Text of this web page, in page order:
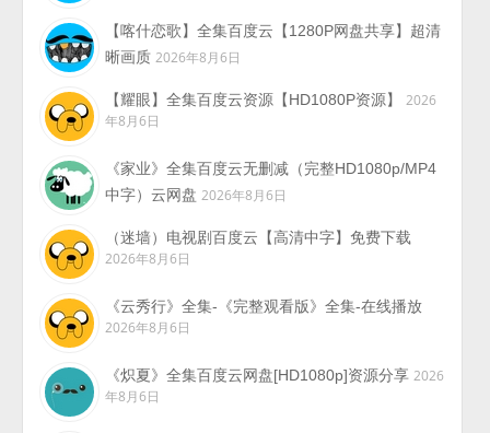
【喀什恋歌】全集百度云【1280P网盘共享】超清
晰画质 2026年8月6日
【耀眼】全集百度云资源【HD1080P资源】
2026
年8月6日
《家业》全集百度云无删减（完整HD1080p/MP4
中字）云网盘 2026年8月6日
（迷墙）电视剧百度云【高清中字】免费下载
2026年8月6日
《云秀行》全集-《完整观看版》全集-在线播放
2026年8月6日
《炽夏》全集百度云网盘[HD1080p]资源分享 2026
年8月6日